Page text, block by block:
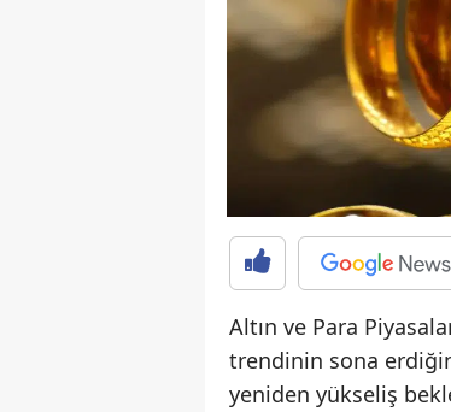
Altın ve Para
trendinin sona
yeniden yükseliş